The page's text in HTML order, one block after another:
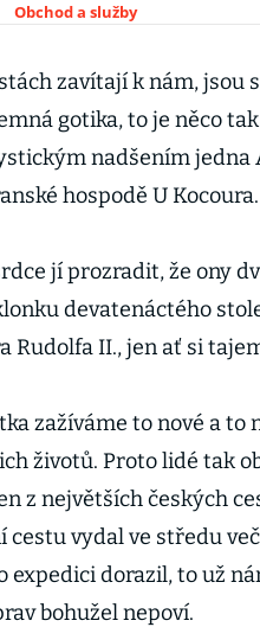
Obchod a služby
zavítají k nám, jsou
gotika, to je něco
nadšením jedna
hospodě U Kocoura.
jí prozradit, že ony
devatenáctého
Rudolfa II., jen ať si
zažíváme to nové a to
životů. Proto lidé tak
z největších českých
cestu vydal ve středu
expedici dorazil, to už
bohužel nepoví.